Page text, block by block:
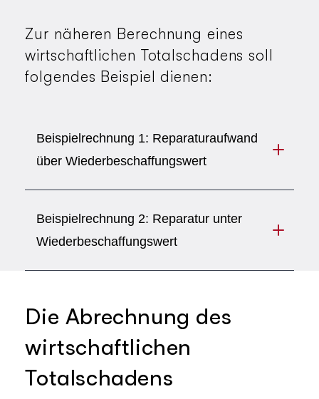
Zur näheren Berechnung eines
wirtschaftlichen Totalschadens soll
folgendes Beispiel dienen:
Beispielrechnung 1: Reparaturaufwand
über Wiederbeschaffungswert
Beispielrechnung 2: Reparatur unter
Wiederbeschaffungswert
Die Abrechnung des
wirtschaftlichen
Totalschadens